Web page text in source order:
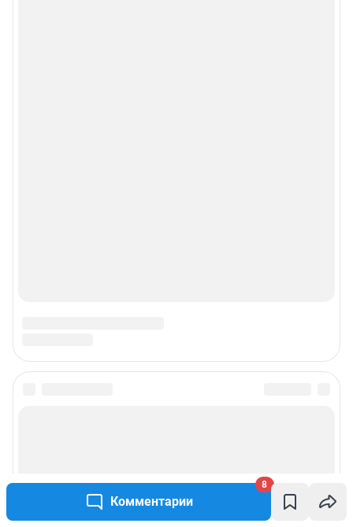
Комментарии
8